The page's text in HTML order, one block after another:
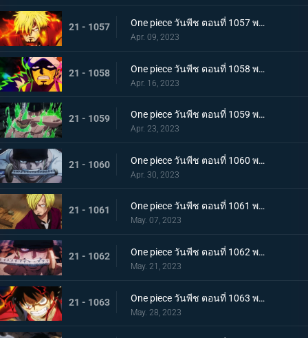
21 - 1057 One piece วันพีช ตอนที่ 1057 พากย์ไทย เพื่อลูฟี่ คำสาบานของซันจิกับโซโร
Apr. 09, 2023
21 - 1058 One piece วันพีช ตอนที่ 1058 พากย์ไทย การจู่โจมของนักบวชเพลิงผลาญ เงื้อมมือปีศาจของโอโรจิที่คืบคลานเข้ามา
Apr. 16, 2023
21 - 1059 One piece วันพีช ตอนที่ 1059 พากย์ไทย โซโลตกที่นั่งลำบาก สัตว์ประหลาดคิงแห่งอัคคีภัย
Apr. 23, 2023
21 - 1060 One piece วันพีช ตอนที่ 1060 พากย์ไทย ความลับของเอ็นมะ ดาบปีศาจที่ฝากไว้กับโซโล
Apr. 30, 2023
21 - 1061 One piece วันพีช ตอนที่ 1061 พากย์ไทย หนึ่งการโจมตีของเทพอสูร ซันจิ ปะทะ ควีน
May. 07, 2023
21 - 1062 One piece วันพีช ตอนที่ 1062 พากย์ไทย วิชาสามดาบแห่งราชัน โซโล ปะทะ คิง
May. 21, 2023
21 - 1063 One piece วันพีช ตอนที่ 1063 พากย์ไทย ลูฟี่กระฉับกระเฉง จุดหักเหของยุคสมัยใหม่
May. 28, 2023